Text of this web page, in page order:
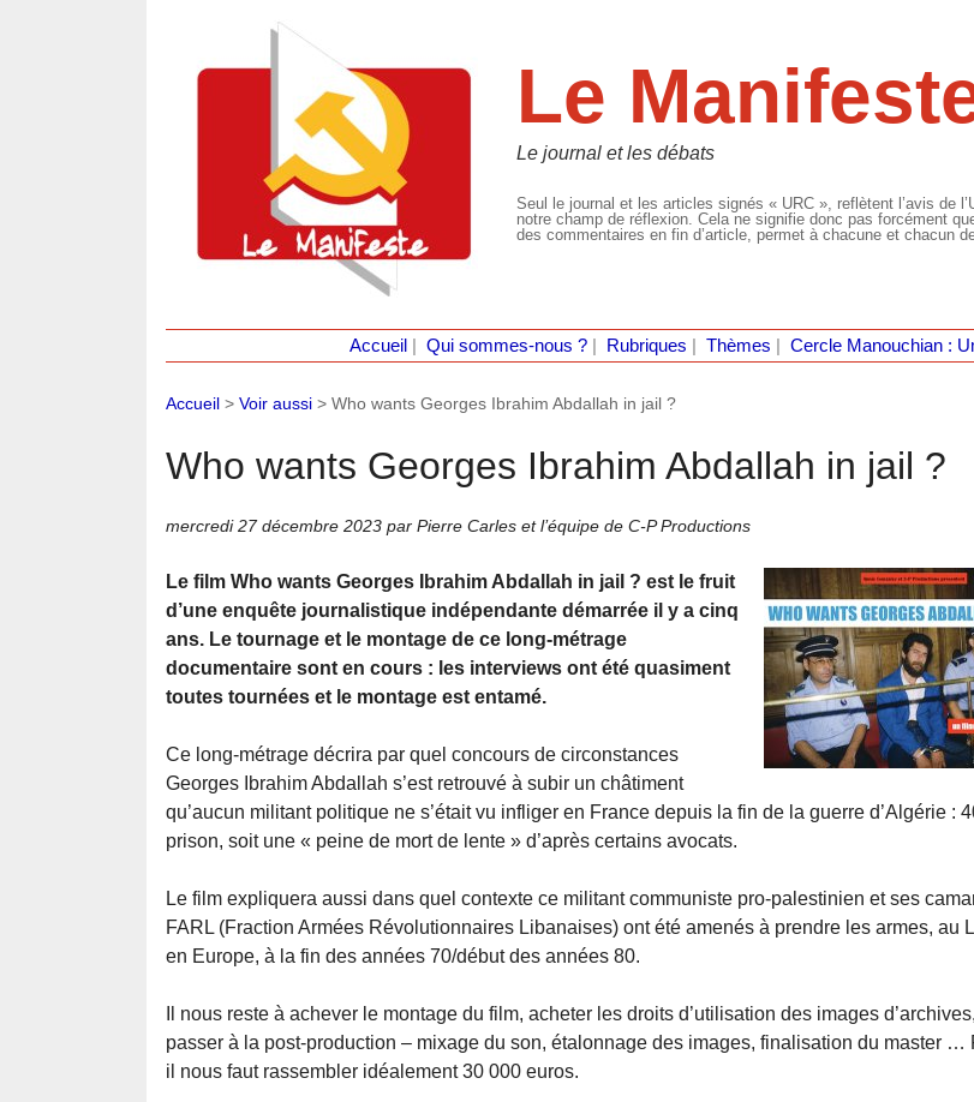
Le
Le journal et les débats
Seul le journal et les articles signés « URC », reflètent l’avis de
notre champ de réflexion. Cela ne signifie donc pas forcément
des commentaires en fin d’article, permet à chacune et chacun
Accueil Qui sommes-nous ?| Rubriques Thèmes Cercle Manouchian :
Accueil > Voir aussi > Who wants Georges Ibrahim Abdallah in jail ?
Who wants Georges Ibrahim Abdallah in jail ?
mercredi 27 décembre 2023 par Pierre Carles et l’équipe de C-P Productions
Le film Who wants Georges Ibrahim Abdallah in jail ? est le fruit
d’une enquête journalistique indépendante démarrée il y a cinq
ans. Le tournage et le montage de ce long-métrage
documentaire sont en cours : les interviews ont été quasiment
toutes tournées et le montage est entamé.
Ce long-métrage décrira par quel concours de circonstances
Georges Ibrahim Abdallah s’est retrouvé à subir un châtiment
qu’aucun militant politique ne s’était vu infliger en France depuis la fin de la guerre d’Algérie :
prison, soit une « peine de mort de lente » d’après certains avocats.
Le film expliquera aussi dans quel contexte ce militant communiste pro-palestinien et ses
FARL (Fraction Armées Révolutionnaires Libanaises) ont été amenés à prendre les armes, au
en Europe, à la fin des années 70/début des années 80.
Il nous reste à achever le montage du film, acheter les droits d’utilisation des images
passer à la post-production – mixage du son, étalonnage des images, finalisation du master …
il nous faut rassembler idéalement 30 000 euros.